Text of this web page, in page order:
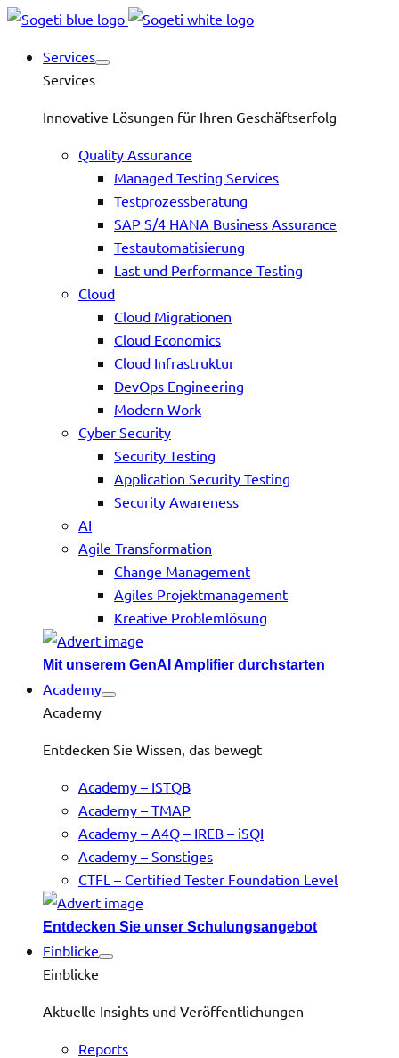
Services
Services
Innovative Lösungen für Ihren Geschäftserfolg
Quality Assurance
Managed Testing Services
Testprozessberatung
SAP S/4 HANA Business Assurance
Testautomatisierung
Last und Performance Testing
Cloud
Cloud Migrationen
Cloud Economics
Cloud Infrastruktur
DevOps Engineering
Modern Work
Cyber Security
Security Testing
Application Security Testing
Security Awareness
AI
Agile Transformation
Change Management
Agiles Projektmanagement
Kreative Problemlösung
Mit unserem GenAI Amplifier durchstarten
Academy
Academy
Entdecken Sie Wissen, das bewegt
Academy – ISTQB
Academy – TMAP
Academy – A4Q – IREB – iSQI
Academy – Sonstiges
CTFL – Certified Tester Foundation Level
Entdecken Sie unser Schulungsangebot
Einblicke
Einblicke
Aktuelle Insights und Veröffentlichungen
Reports